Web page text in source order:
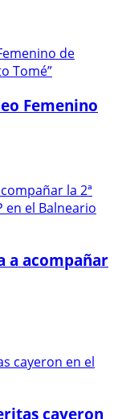
Femenino
a acompañar
cayeron